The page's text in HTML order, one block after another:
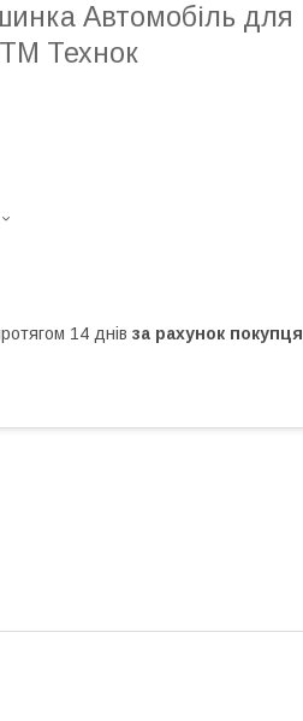
Автомобіль для
Технок
14 днів за рахунок покупця